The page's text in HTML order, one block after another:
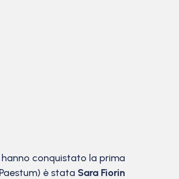
hanno conquistato la prima
è stata Sara Fiorin